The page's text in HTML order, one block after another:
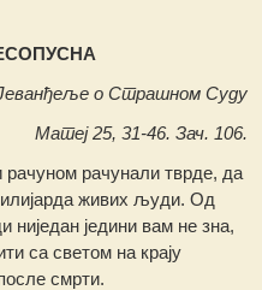
о Страшном Суду
Матеј 25, 31-46. Зач. 106.
рачуном рачунали тврде, да
живих људи. Од
једини вам не зна,
са светом на крају
смрти.